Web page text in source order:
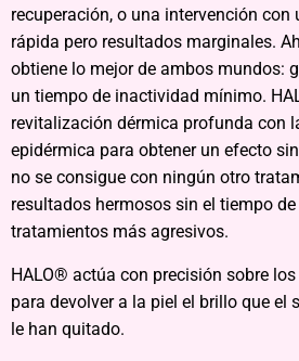
recuperación, o una intervención con
rápida pero resultados marginales.
obtiene lo mejor de ambos mundos:
un tiempo de inactividad mínimo.
revitalización dérmica profunda con
epidérmica para obtener un efecto
no se consigue con ningún otro
resultados hermosos sin el tiempo
tratamientos más agresivos.
HALO® actúa con precisión sobre
para devolver a la piel el brillo que el
le han quitado.